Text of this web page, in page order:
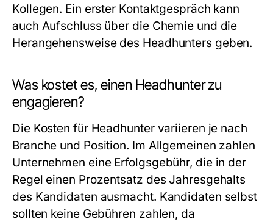
Kollegen. Ein erster Kontaktgespräch kann
auch Aufschluss über die Chemie und die
Herangehensweise des Headhunters geben.
Was kostet es, einen Headhunter zu
engagieren?
Die Kosten für Headhunter variieren je nach
Branche und Position. Im Allgemeinen zahlen
Unternehmen eine Erfolgsgebühr, die in der
Regel einen Prozentsatz des Jahresgehalts
des Kandidaten ausmacht. Kandidaten selbst
sollten keine Gebühren zahlen, da